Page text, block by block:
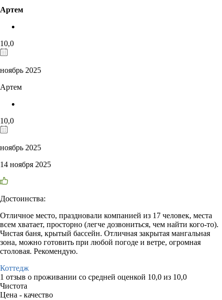
Артем
10,0
ноябрь 2025
Артем
10,0
ноябрь 2025
14 ноября 2025
Достоинства:
Отличное место, праздновали компанией из 17 человек, места
всем хватает, просторно (легче дозвониться, чем найти кого-то).
Чистая баня, крытый бассейн. Отличная закрытая мангальная
зона, можно готовить при любой погоде и ветре, огромная
столовая. Рекомендую.
Коттедж
1 отзыв о проживании со средней оценкой 10,0 из 10,0
Чистота
Цена - качество